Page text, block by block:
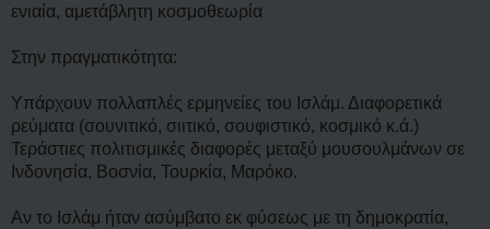
ενιαία, αμετάβλητη κοσμοθεωρία
Στην πραγματικότητα:
Υπάρχουν πολλαπλές ερμηνείες του Ισλάμ. Διαφορετικά
ρεύματα (σουνιτικό, σιιτικό, σουφιστικό, κοσμικό κ.ά.)
Τεράστιες πολιτισμικές διαφορές μεταξύ μουσουλμάνων σε
Ινδονησία, Βοσνία, Τουρκία, Μαρόκο.
Αν το Ισλάμ ήταν ασύμβατο εκ φύσεως με τη δημοκρατία,